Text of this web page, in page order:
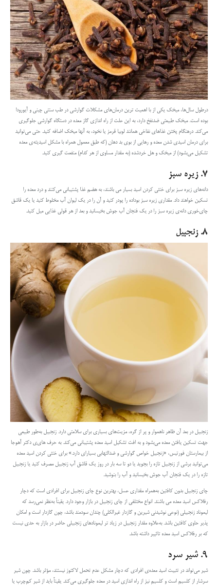
درطول سال‌ها، میخک یکی از با اهمیت ترین درمان‌هایمشکلات گوارشی در طب سنتی چینی و آیورودا
بوده است. میخک طبیعتی ضدنفخ دارد، به این علت از راه اندازی گاز معده در دستگاه گوارشی جلوگیری
می‌کند. درهنگام پختن غذاهای نفاخی همانند لوبیا قرمز یا نخود، به آنها میخک اضافه کنید. حتی می‌توانید
برای درمان اسیدی شدن معده و رهایی از بوی بد دهان (که طبق معمول همراه با مشکل اسیدیته‌ی معده
تشکیل می‌بشود) از میخک و هل خردشده (به مقدار مساوی از هر کدام) منفعت گیری کنید.
۷. زیره‌ سبز
دانه‌های زیره‌ سبز برای خنثی‌ کردن اسید بسیار‌ می باشند، به هضم غذا پشتیبانی می‌کنند و درد معده را
تسکین خواهند داد. مقداری زیره‌ سبز بوداده را پودر کنید و آن را در یک لیوان آب مخلوط کنید یا یک قاشق
چای‌خوری دانه‌ی زیره‌ سبز را در یک فنجان آب جوش بخیسانید و بعد از هر قولی غذایی میل کنید.
۸. زنجبیل
زنجبیل در بعد آن ظاهر ناهموار و پر از گره‌، مزیت‌های بسیاری برای سلامتی دارد. زنجبیل به‌طور طبیعی
جهت تسکین یافتن معده می‌بشود و به افت تشکیل اسید معده پشتیبانی می‌کند. به حرف های‌ی دکتر آهوجا
از بیمارستان فورتیس، «زنجبیل خواص گوارشی و ضدالتهابی بسیار‌ای دارد.» برای خنثی کردن اسید معده
می‌توانید برشی از زنجبیل تازه را بجوید یادو تا سه بار در روز یک قاشق آب زنجبیل مصرف کنید یا زنجبیل
تازه را در یک فنجان آب جوش بخیسانید و آب را بنوشید.
چای زنجبیل بدون کافئین به‌همراه مقداری عسل، بهترین نوع چای زنجبیل برای افرادی است که دچار
رفلاکس اسید معده می باشند. انواع مختلفی از چای زنجبیل در بازار وجود دارد. یقیناً به‌نظر نمی‌رسد که
لیموناد زنجبیلی (نوعی نوشیدنی شیرین و گازدار غیرالکلی) چندان سودمند باشد، چون گازدار است و امکان
پذیر حاوی کافئین باشد. به‌علاوه مقدار زنجبیل در زیاد تر لیمونادهای زنجبیلی حاضر در بازار به‌‌ حدی نیست
که بر رفلاکس اسید معده تاثییر داشته باشد.
۹. شیر سرد
شیر می‌تواند در تثبیت اسید معده‌ی افرادی که دچار مشکل عدم تحمل لاکتوز نیستند، مؤثر باشد. چون شیر
سرشار از کلسیم است و کلسیم نیز از راه اندازی اسید در معده جلوگیری می‌کند. یقیناً باید از شیر کم‌چرب یا